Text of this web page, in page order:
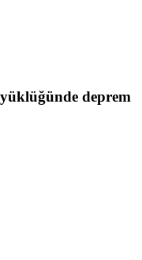
deprem